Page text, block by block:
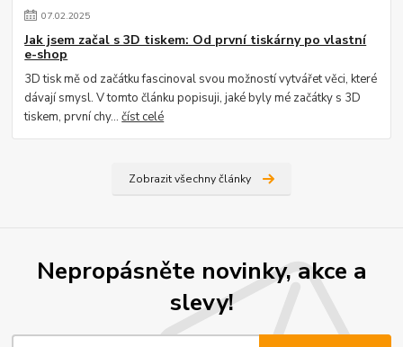
07.02.2025
Jak jsem začal s 3D tiskem: Od první tiskárny po vlastní
e-shop
3D tisk mě od začátku fascinoval svou možností vytvářet věci, které
dávají smysl. V tomto článku popisuji, jaké byly mé začátky s 3D
tiskem, první chy...číst celé
Zobrazit všechny články
Nepropásněte novinky, akce a
slevy!